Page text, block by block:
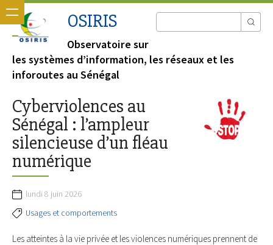
OSIRIS
Observatoire sur
les systèmes d’information, les réseaux et les
inforoutes au Sénégal
Cyberviolences au
Sénégal : l’ampleur
silencieuse d’un fléau
numérique
lundi 8 juin 2026
Usages et comportements
Les atteintes à la vie privée et les violences numériques prennent de